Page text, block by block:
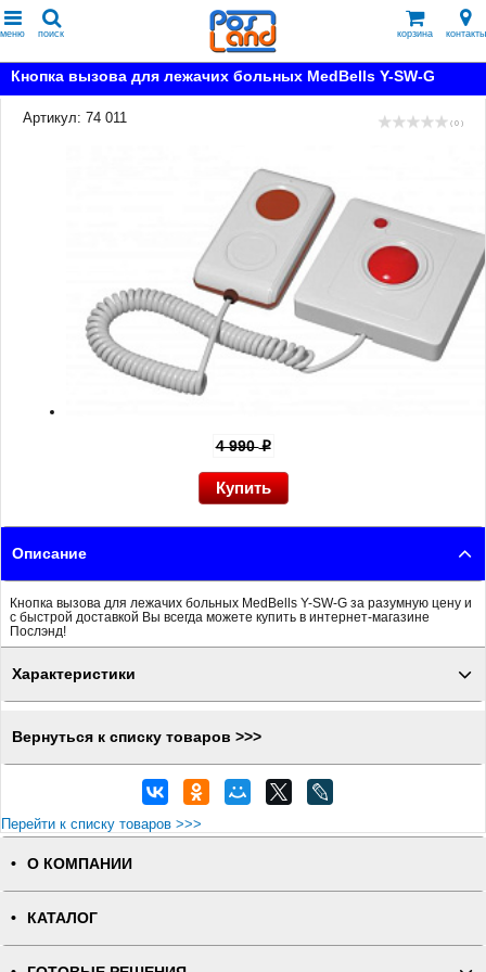
меню поиск корзина контакты
Кнопка вызова для лежачих больных MedBells Y-SW-G
Артикул: 74 011 ( 0 )
4 990p
Описание
Кнопка вызова для лежачих больных MedBells Y-SW-G за разумную цену и
с быстрой доставкой Вы всегда можете купить в интернет-магазине
Послэнд!
Характеристики
Вернуться к списку товаров >>>
Перейти к списку товаров >>>
О КОМПАНИИ
КАТАЛОГ